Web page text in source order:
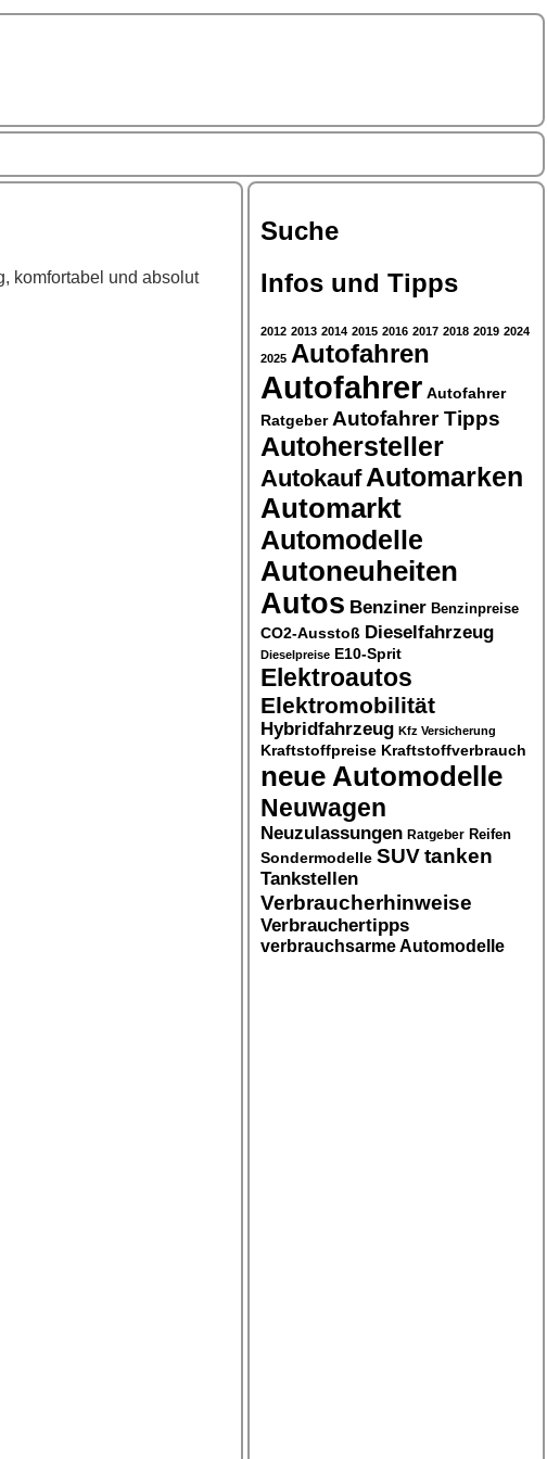
komfortabel und absolut
Suche
Infos und Tipps
2012 2013 2014 2015 2016 2017 2018 2019 2024
2025 Autofahren
Autofahrer Autofahrer
Ratgeber Autofahrer Tipps
Autohersteller
Autokauf Automarken
Automarkt
Automodelle
Autoneuheiten
Autos Benziner Benzinpreise
CO2-Ausstoß Dieselfahrzeug
Dieselpreise E10-Sprit
Elektroautos
Elektromobilität
Hybridfahrzeug Kfz Versicherung
Kraftstoffpreise Kraftstoffverbrauch
neue Automodelle
Neuwagen
Neuzulassungen Ratgeber Reifen
Sondermodelle SUVtanken
Tankstellen
Verbraucherhinweise
Verbrauchertipps
verbrauchsarme Automodelle